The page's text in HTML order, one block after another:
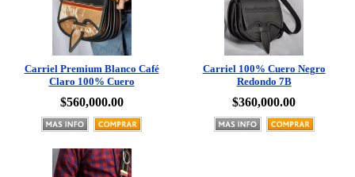
Carriel Premium Blanco Café
Claro 100% Cuero
$560,000.00
Carriel 100% Cuero Negro
Redondo 7B
$360,000.00